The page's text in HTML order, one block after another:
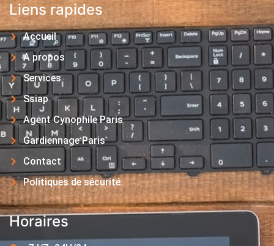
Liens rapides
Accueil
A propos
Services
Ssiap
Agent Cynophile Paris
Gardiennage Paris
Contact
Politiques de sécurité
Horaires